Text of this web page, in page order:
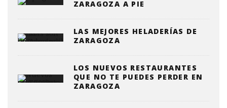
ZARAGOZA A PIE
LAS MEJORES HELADERÍAS DE
ZARAGOZA
LOS NUEVOS RESTAURANTES
QUE NO TE PUEDES PERDER EN
ZARAGOZA